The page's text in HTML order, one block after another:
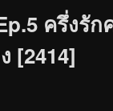
ครึ่งรั
[2414]